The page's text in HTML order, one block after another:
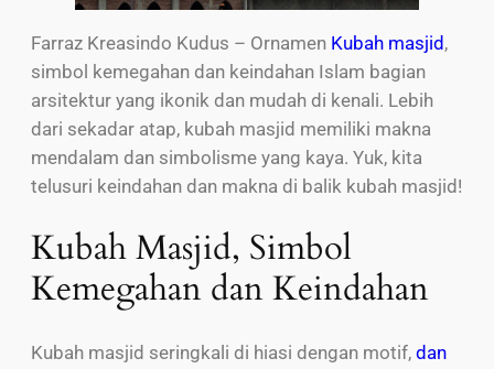
Farraz Kreasindo Kudus – Ornamen Kubah masjid,
simbol kemegahan dan keindahan Islam bagian
arsitektur yang ikonik dan mudah di kenali. Lebih
dari sekadar atap, kubah masjid memiliki makna
mendalam dan simbolisme yang kaya. Yuk, kita
telusuri keindahan dan makna di balik kubah masjid!
Kubah Masjid, Simbol
Kemegahan dan Keindahan
Kubah masjid seringkali di hiasi dengan motif, dan